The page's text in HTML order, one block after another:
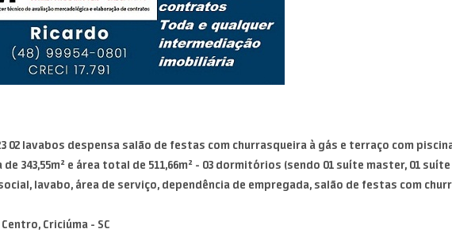
23 02 lavabos despensa salão de festas com churrasqueira à gás e terraço com
343,55m² e área total de 511,66m² - 03 dormitórios (sendo 01 suíte master, 01
lavabo, área de serviço, dependência de empregada, salão de festas com
Criciúma - SC